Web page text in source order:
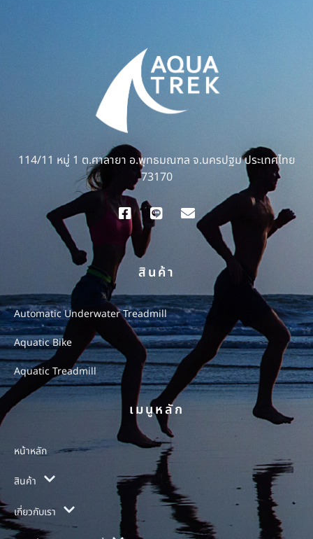
114/11 หมู่ 1 ต.ศาลายา อ.พุทธมณฑล จ.นครปฐม ประเทศไทย
73170
สินค้า
Automatic Underwater Treadmill
Aquatic Bike
Aquatic Treadmill
เมนูหลัก
หน้าหลัก
สินค้า
เกี่ยวกับเรา